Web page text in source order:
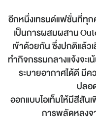
อีกหนึ่งเทรนด์แฟชั่นที่ทุก
เป็นการผสมผสาน
เข้าด้วยกัน ซึ่งปกติแล้ว
ทำกิจกรรมกลางแจ้งจะ
ระบายอากาศได้ดี มีค
ปลอ
ออกแบบไอเท็มให้มีสีสัน
การพลัดหลงจ